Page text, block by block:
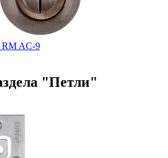
RM AC-9
"Петли"